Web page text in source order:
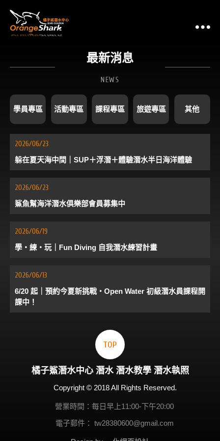
最新消息
NEWS
學員專區 活動專區 課程專區 旅遊專區 其他
2026/06/23
躲在夏天海中間｜SUP＋浮潛＋體驗潛水半日海洋體驗
2026/06/23
鯊魚幫海洋潛水俱樂部會員募集中
2026/06/19
學・練・玩｜Fun Diving 自我潛水練習計畫
2026/06/13
6/20 起｜預約今夏新挑戰・Open Water 初級潛水員課程開
課中！
橘子鯊潛水中心 潛水 潛水教學 潛水執照
Copyright © 2018 All Rights Reserved.
營業時間：每日早上11:00-下午20:00
電子郵件： tw28380600@gmail.com
TOP